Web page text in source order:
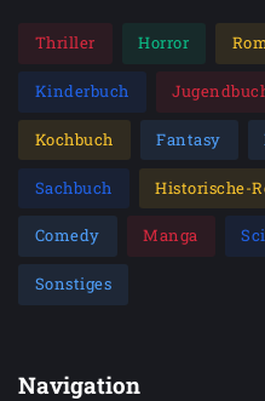
Thriller Horror
Kinderbuch
Kochbuch Fantasy
Sachbuch Historische-
Comedy Manga
Sonstiges
Navigation